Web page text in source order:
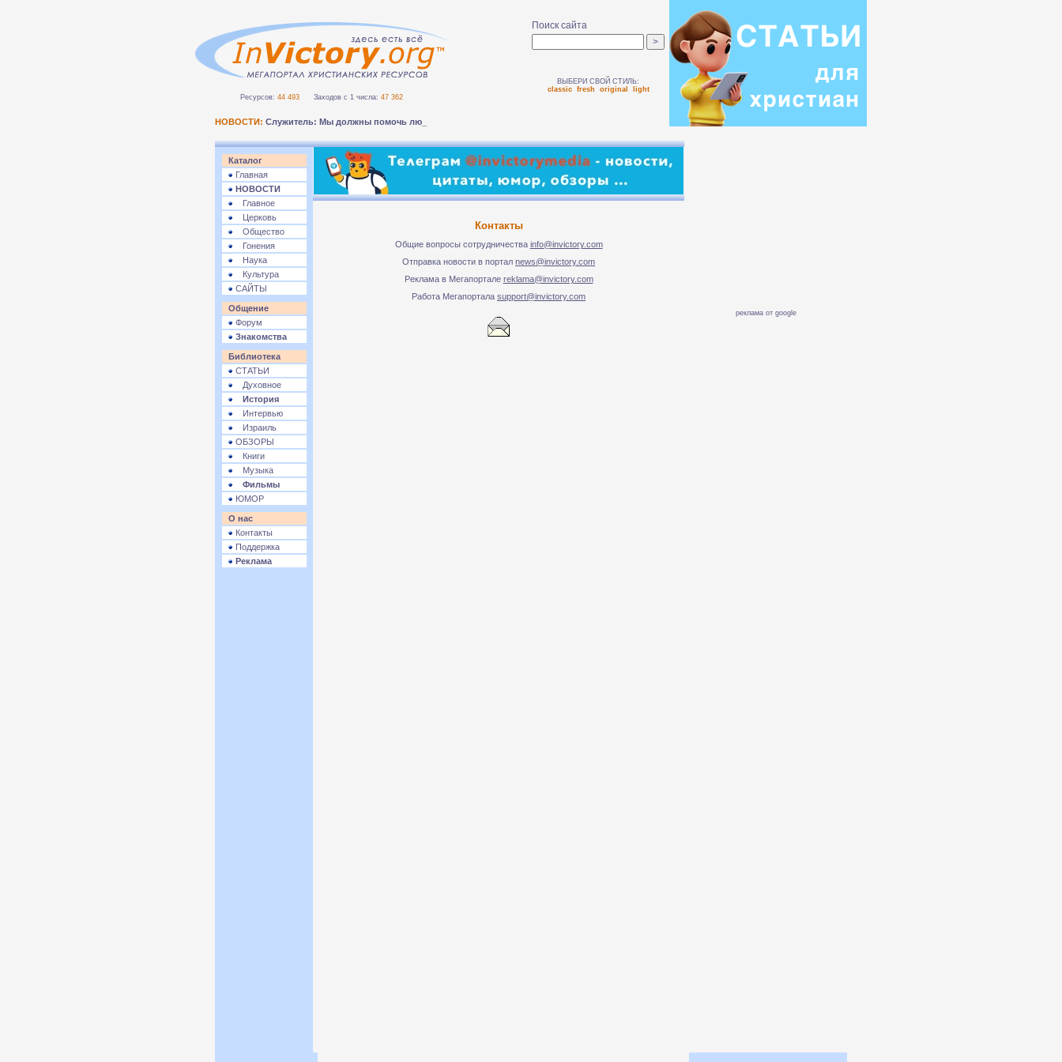
Ресурсов: 44 493 Заходов с 1 числа: 47 362
Поиск сайта
ВЫБЕРИ СВОЙ СТИЛЬ:
classic
fresh original light
НОВОСТИ: Служитель: Мы должны помочь людям бе_
Каталог
Главная
НОВОСТИ
Главное
Церковь
Общество
Гонения
Наука
Культура
САЙТЫ
Общение
Форум
Знакомства
Библиотека
СТАТЬИ
Духовное
История
Интервью
Израиль
ОБЗОРЫ
Книги
Музыка
Фильмы
ЮМОР
О нас
Контакты
Поддержка
Реклама
Контакты
Общие вопросы сотрудничества info@invictory.com
Отправка новости в портал news@invictory.com
Реклама в Мегапортале reklama@invictory.com
Работа Мегапортала support@invictory.com
реклама от google